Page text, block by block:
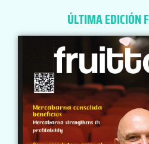
ÚLTIMA EDICIÓN